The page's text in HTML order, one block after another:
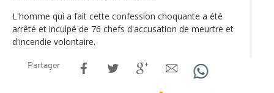
L'homme qui a fait cette confession choquante a été
arrêté et inculpé de 76 chefs d'accusation de meurtre et
d'incendie volontaire.
Partager